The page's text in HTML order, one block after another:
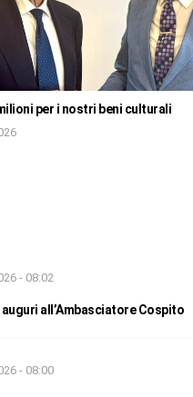
per i nostri beni culturali
- 08:02
all’Ambasciatore Cospito
- 08:00